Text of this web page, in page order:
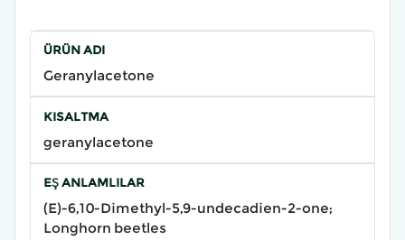
ÜRÜN ADI
Geranylacetone
KISALTMA
geranylacetone
EŞ ANLAMLILAR
(E)-6,10-Dimethyl-5,9-undecadien-2-one;
Longhorn beetles